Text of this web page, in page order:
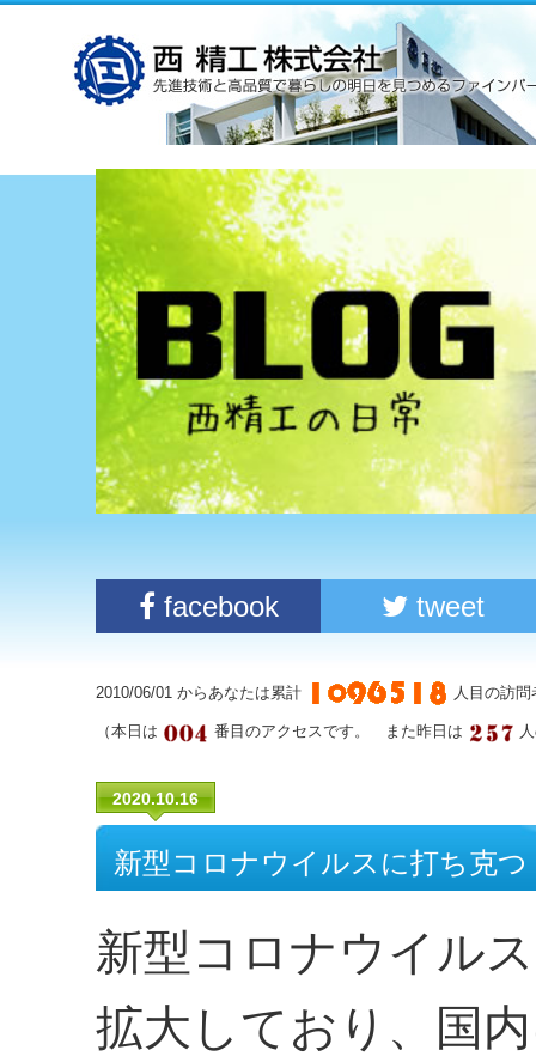
facebook tweet
2010/06/01 からあなたは累計 人目の訪
（本日は 番目のアクセスです。 また昨日は
2020.10.16
新型コロナウイルスに打ち克
新型コロナウイル
拡大しており、国